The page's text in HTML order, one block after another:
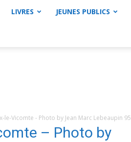
LIVRES JEUNES PUBLICS
le-Vicomte - Photo by Jean Marc Lebeaupin 95
– Photo by